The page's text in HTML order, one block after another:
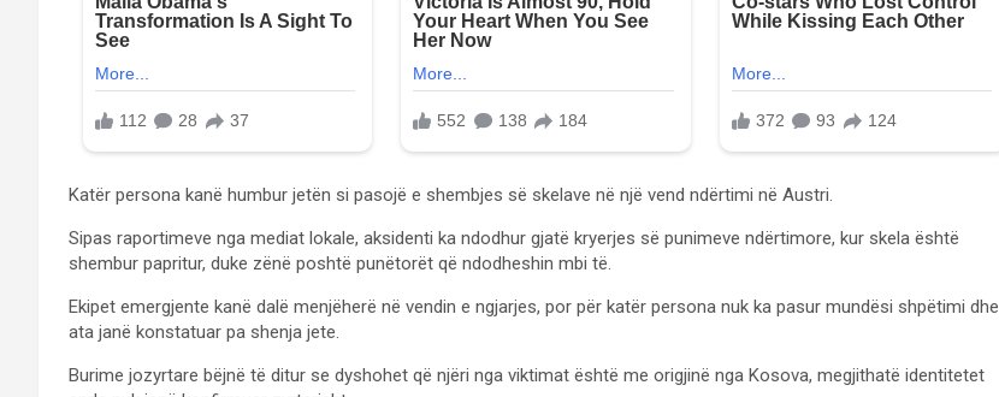
Katër persona kanë humbur jetën si pasojë e shembjes së skelave në një vend ndërtimi në Austri.
Sipas raportimeve nga mediat lokale, aksidenti ka ndodhur gjatë kryerjes së punimeve ndërtimore, kur skela është
shembur papritur, duke zënë poshtë punëtorët që ndodheshin mbi të.
Ekipet emergjente kanë dalë menjëherë në vendin e ngjarjes, por për katër persona nuk ka pasur mundësi shpëtimi dhe
ata janë konstatuar pa shenja jete.
Burime jozyrtare bëjnë të ditur se dyshohet që njëri nga viktimat është me origjinë nga Kosova, megjithatë identitetet